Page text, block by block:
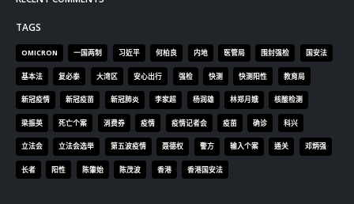
TAGS
OMICRON 一国两制 习近平 何柏良 内地 医管局 围封强检 国安法
基本法 复必泰 大湾区 安心出行 强检 快测 快测阳性 教育局
新冠疫情 新冠疫苗 新冠肺炎 李家超 杨润雄 林郑月娥 核酸检测
梁振英 死亡个案 消费券 疫情 疫情记者会 疫苗 确诊 科兴
立法会 立法会选举 第五波疫情 聂德权 警方 输入个案 通关 邓炳强
长者 阳性 陈肇始 陈茂波 香港 香港国安法